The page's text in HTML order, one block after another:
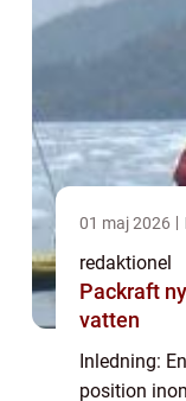
01 maj 2026
redaktionel
Packraft nyckeln till lätta äventyr på
vatten
Inledning:
position